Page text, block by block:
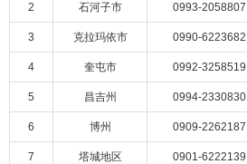
2 石河子市 0993-2058807
3 克拉玛依市 0990-6223682
4 奎屯市 0992-3258519
5 昌吉州 0994-2330830
6 博州 0909-2262187
7 塔城地区 0901-6222139